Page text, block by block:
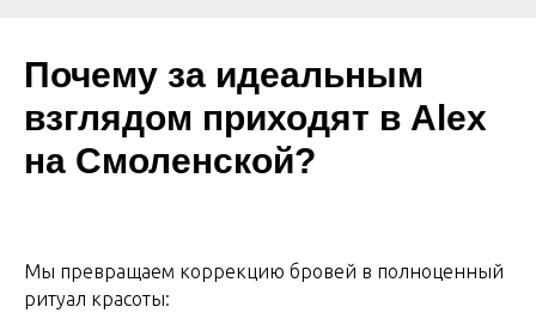
Почему за идеальным
взглядом приходят в Alex
на Смоленской?
Мы превращаем коррекцию бровей в полноценный
ритуал красоты: